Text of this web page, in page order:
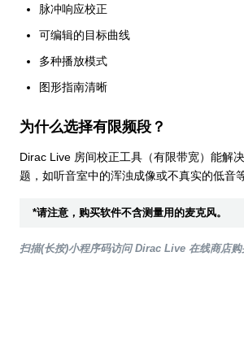
脉冲响应校正
可编辑的目标曲线
多种播放模式
图形指南清晰
为什么选择有限频段？
Dirac Live 房间校正工具（有限带宽）能解
题，如听音室中的浑浊成像或不真实的低音等
*请注意，购买软件不含测量用的麦克风。
扫描(长按)小程序码访问 Dirac Live 在线商店购